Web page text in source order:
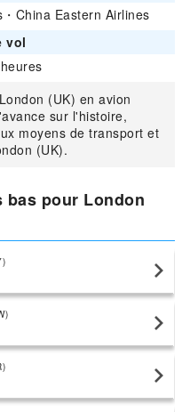
・ China Eastern Airlines
vol
(UK) en avion
sur l'histoire,
moyens de transport et
(UK).
pour London